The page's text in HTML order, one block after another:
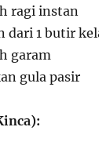
ragi instan
dari 1 butir
garam
gula pasir